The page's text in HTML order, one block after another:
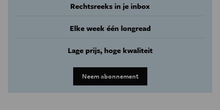
Rechtsreeks in je inbox
Elke week één longread
Lage prijs, hoge kwaliteit
Neem abonnement